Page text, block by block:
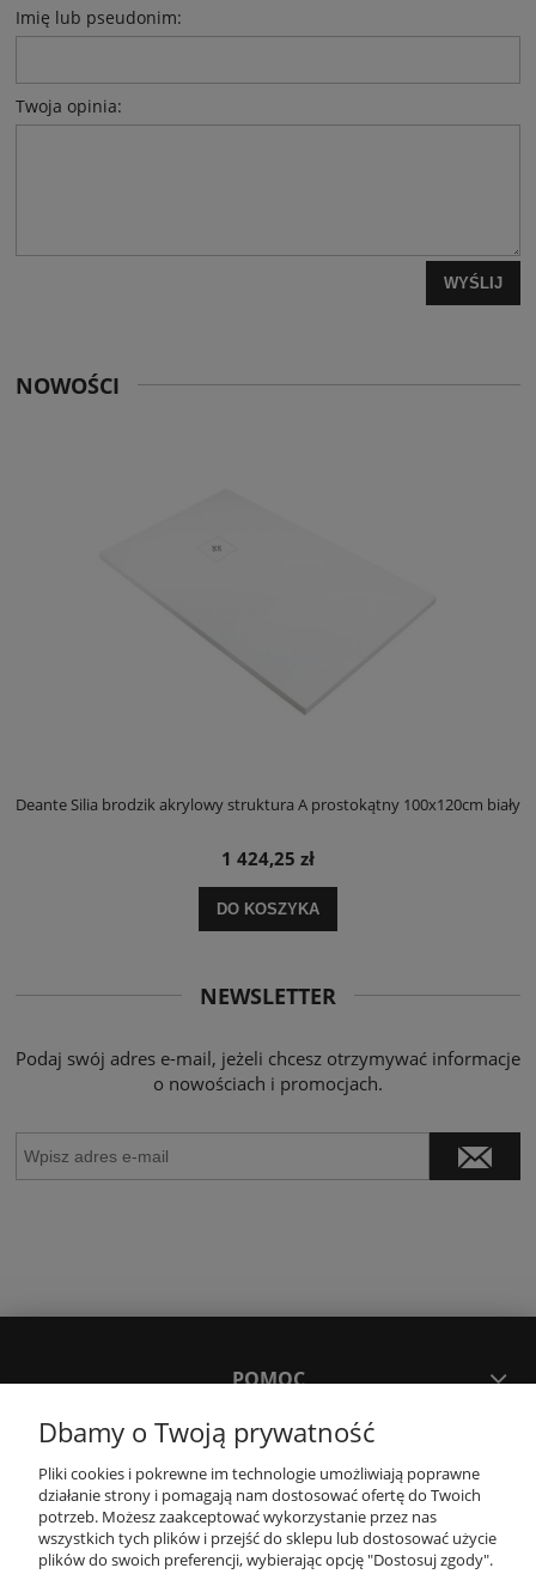
Imię lub pseudonim:
Twoja opinia:
WYŚLIJ
NOWOŚCI
Deante Silia brodzik akrylowy struktura A prostokątny 100x120cm biały
1 424,25 zł
DO KOSZYKA
NEWSLETTER
Podaj swój adres e-mail, jeżeli chcesz otrzymywać informacje
o nowościach i promocjach.
POMOC
MOJE KONTO
PŁATNOŚCI I DOSTAWA
Dbamy o Twoją prywatność
Pliki cookies i pokrewne im technologie umożliwiają poprawne
działanie strony i pomagają nam dostosować ofertę do Twoich
potrzeb. Możesz zaakceptować wykorzystanie przez nas
wszystkich tych plików i przejść do sklepu lub dostosować użycie
plików do swoich preferencji, wybierając opcję "Dostosuj zgody".